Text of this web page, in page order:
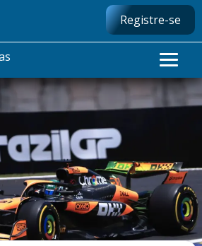
Registre-se
LIBERTADORES